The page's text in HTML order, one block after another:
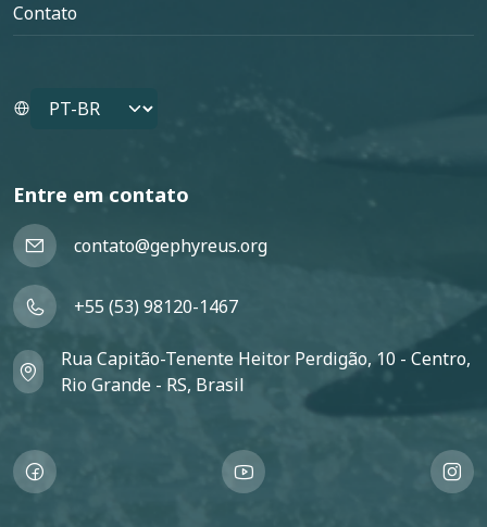
Contato
Select your language
Entre em contato
contato@gephyreus.org
+55 (53) 98120-1467
Rua Capitão-Tenente Heitor Perdigão, 10 - Centro,
Rio Grande - RS, Brasil